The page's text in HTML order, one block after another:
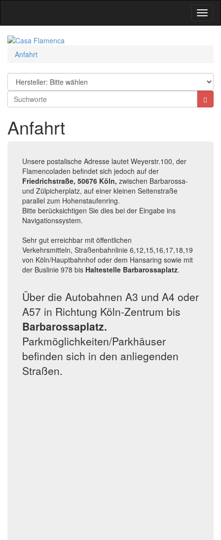
Anfahrt
Anfahrt
Unsere postalische Adresse lautet Weyerstr.100, der
Flamencoladen befindet sich jedoch auf der
Friedrichstraße, 50676 Köln, zwischen Barbarossa-
und Zülpicherplatz, auf einer kleinen Seitenstraße
parallel zum Hohenstaufenring.
Bitte berücksichtigen Sie dies bei der Eingabe ins
Navigationssystem.
Sehr gut erreichbar mit öffentlichen
Verkehrsmitteln, Straßenbahnlinie 6,12,15,16,17,18,19
von Köln/Hauptbahnhof oder dem Hansaring sowie mit
der Buslinie 978 bis Haltestelle Barbarossaplatz.
Über die Autobahnen A3 und A4 oder
A57 in Richtung Köln-Zentrum bis
Barbarossaplatz.
Parkmöglichkeiten/Parkhäuser
befinden sich in den anliegenden
Straßen.